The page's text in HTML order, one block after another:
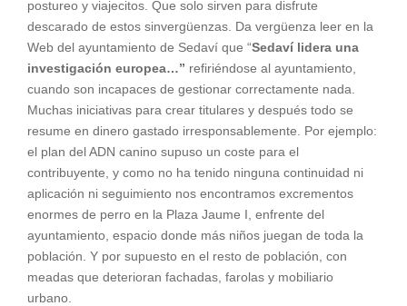
postureo y viajecitos. Que solo sirven para disfrute
descarado de estos sinvergüenzas. Da vergüenza leer en la
Web del ayuntamiento de Sedaví que “Sedaví lidera una
investigación europea…” refiriéndose al ayuntamiento,
cuando son incapaces de gestionar correctamente nada.
Muchas iniciativas para crear titulares y después todo se
resume en dinero gastado irresponsablemente. Por ejemplo:
el plan del ADN canino supuso un coste para el
contribuyente, y como no ha tenido ninguna continuidad ni
aplicación ni seguimiento nos encontramos excrementos
enormes de perro en la Plaza Jaume I, enfrente del
ayuntamiento, espacio donde más niños juegan de toda la
población. Y por supuesto en el resto de población, con
meadas que deterioran fachadas, farolas y mobiliario
urbano.